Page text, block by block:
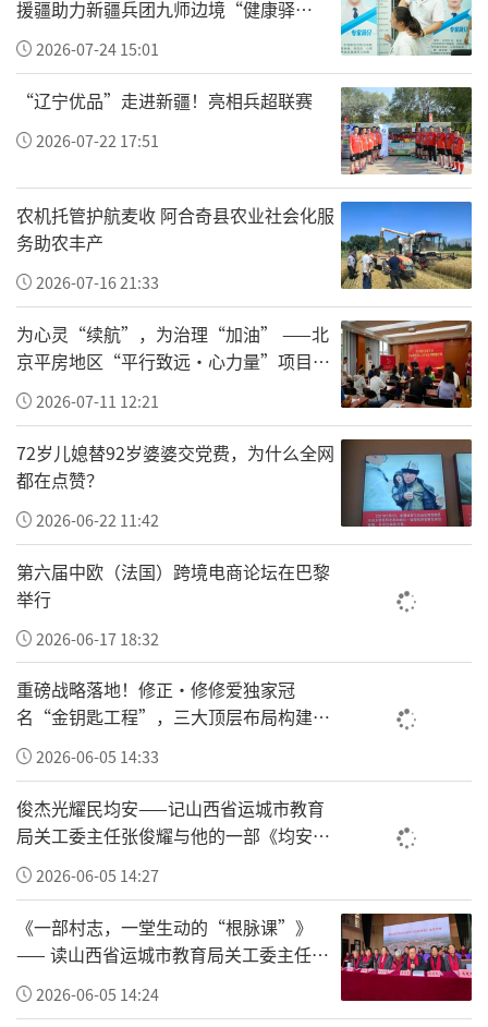
贾少谦表示，文化是一个企业最底层的经营逻
辑和发展动力，只有文化无法复制，只有文化
才能创造出永恒的差异性。海信在不断跨越周
期的实践中一再笃定，企业文化是海信拥有稳
健驾驭能力的核心，是一代代海信人砥砺前行
的动力，更是海信面对困难和混沌时的终极解
答，是不确定性中的最大确定性。
结合海信56年的发展历史，贾少谦介绍了推动
海信从优秀走向卓越的四个关键文化：视质量
为生命的质量文化、敢为天下先的创新文化、
一切以用户为中心的用户文化、和合共生的东
方管理文化。
据介绍，质量为先，是海信刻在骨子里的经营
理念。在海信，质量就是人品，是道德，是价
值观。海信把质量理念具化为七条“军规”来
管理，以此明确对质量的敬畏。海信对质量的
坚守，不仅在看得见的地方，更在看不见的地
方。而真正考验良心的地方，往往是看不见的
地方。“我们坚信对质量的敬畏和坚守，坚信
在喧嚣背后守住良心的企业，才是中国高质量
发展的底气和未来。”
贾少谦表示，海信的全球化走过30多年，用真
援疆助力新疆兵团九师边境“健康驿
站”建设纪实
2026-07-24 15:01
“辽宁优品”走进新疆！亮相兵超联赛
2026-07-22 17:51
农机托管护航麦收 阿合奇县农业社会化服
务助农丰产
2026-07-16 21:33
为心灵“续航”，为治理“加油” ——北
京平房地区“平行致远·心力量”项目让
基层干部轻装上阵
2026-07-11 12:21
72岁儿媳替92岁婆婆交党费，为什么全网
都在点赞？
2026-06-22 11:42
第六届中欧（法国）跨境电商论坛在巴黎
举行
2026-06-17 18:32
重磅战略落地！修正•修修爱独家冠
名“金钥匙工程”，三大顶层布局构建全
国一老一小安全防护新体系
2026-06-05 14:33
俊杰光耀民均安——记山西省运城市教育
局关工委主任张俊耀与他的一部《均安村
志》2026-06-05 14:27
《一部村志，一堂生动的“根脉课”》
—— 读山西省运城市教育局关工委主任张
俊耀主编的《均安村志》有感
2026-06-05 14:24